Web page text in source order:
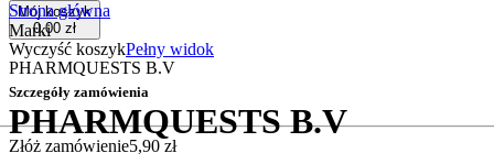
Mój koszyk
0,00 zł
Wyczyść koszykPełny widok
Szczegóły zamówienia
Złóż zamówienie5,90 zł
Strona główna
Marki
PHARMQUESTS B.V
PHARMQUESTS B.V